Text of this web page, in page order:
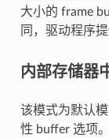
大小的 frame
同，驱动程序
内部存储器
该模式为默认
性 buffer 选项